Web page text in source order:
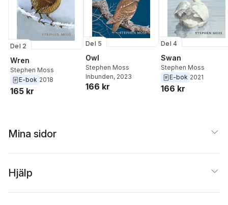
Del 2
Wren
Stephen Moss
E-bok 2018
165 kr
Del 5
Owl
Stephen Moss
Inbunden, 2023
166 kr
Del 4
Swan
Stephen Moss
E-bok 2021
166 kr
Mina sidor
Hjälp